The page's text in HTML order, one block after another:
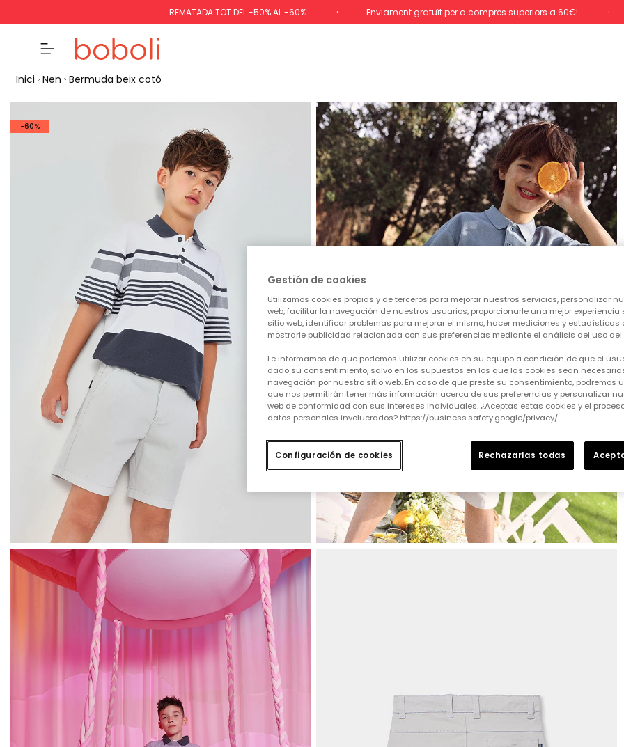
REMATADA TOT DEL -50% AL -60% Enviament gratuït per a compres superiors a 60€!
Inici Nen Bermuda beix cotó
-60%
Gestión de cookies
Utilizamos cookies propias y de terceros para mejorar nuestros servicios, personalizar
web, facilitar la navegación de nuestros usuarios, proporcionarle una mejor experiencia
sitio web, identificar problemas para mejorar el mismo, hacer mediciones y estadísticas
mostrarle publicidad relacionada con sus preferencias mediante el análisis del uso del
Le informamos de que podemos utilizar cookies en su equipo a condición de que el
dado su consentimiento, salvo en los supuestos en los que las cookies sean
navegación por nuestro sitio web. En caso de que preste su consentimiento, podremos
que nos permitirán tener más información acerca de sus preferencias y personalizar
web de conformidad con sus intereses individuales. ¿Aceptas estas cookies y el
datos personales involucrados? https://business.safety.google/privacy/
Configuración de cookies Rechazarlas todas